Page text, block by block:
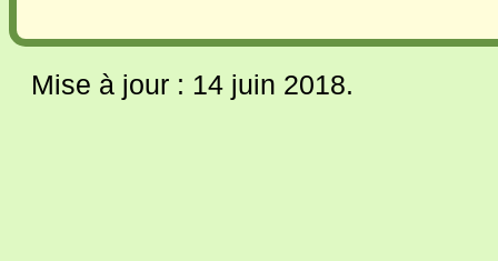
Mise à jour : 14 juin 2018.